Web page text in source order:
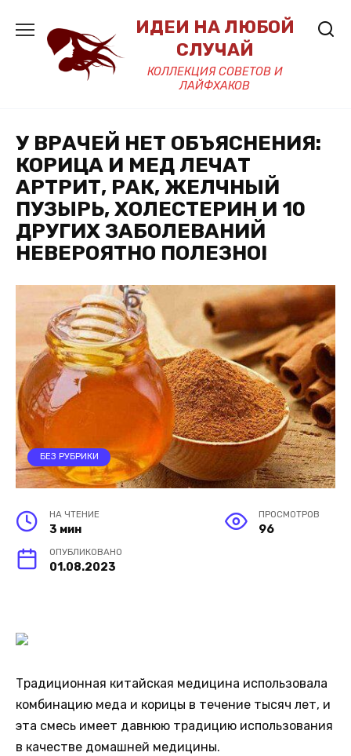
содержанию
ИДЕИ НА ЛЮБОЙ
СЛУЧАЙ
КОЛЛЕКЦИЯ СОВЕТОВ И
ЛАЙФХАКОВ
У ВРАЧЕЙ НЕТ ОБЪЯСНЕНИЯ:
КОРИЦА И МЕД ЛЕЧАТ
АРТРИТ, РАК, ЖЕЛЧНЫЙ
ПУЗЫРЬ, ХОЛЕСТЕРИН И 10
ДРУГИХ ЗАБОЛЕВАНИЙ
НЕВЕРОЯТНО ПОЛЕЗНО!
БЕЗ РУБРИКИ
НА ЧТЕНИЕ
3 мин
ПРОСМОТРОВ
96
ОПУБЛИКОВАНО
01.08.2023
Традиционная китайская медицина использовала
комбинацию меда и корицы в течение тысяч лет, и
эта смесь имеет давнюю традицию использования
в качестве домашней медицины.